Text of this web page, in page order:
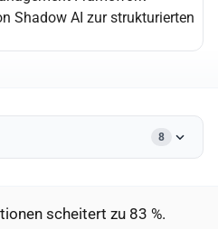
8
scheitert zu 83 %.